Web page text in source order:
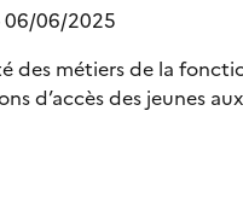
06/06/2025
des métiers de la
d’accès des jeunes